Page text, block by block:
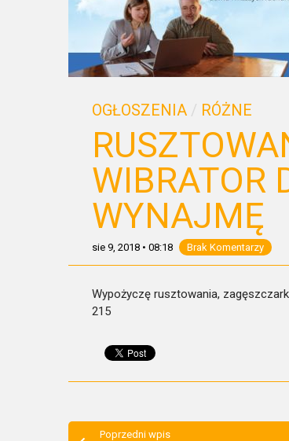
OGŁOSZENIA / RÓŻNE
WIBRATOR
WYNAJMĘ
sie 9, 2018 • 08:18 Brak Komentarzy
Wypożyczę rusztowania,
215
Poprzedni wpis